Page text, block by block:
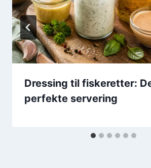
Dressing til fiskeretter:
perfekte servering